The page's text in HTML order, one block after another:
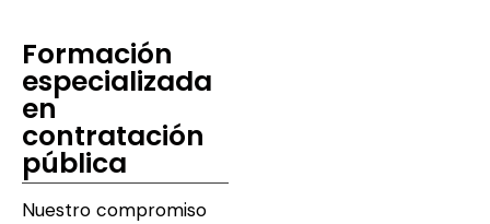
Formación
especializada
en
contratación
pública
Nuestro compromiso